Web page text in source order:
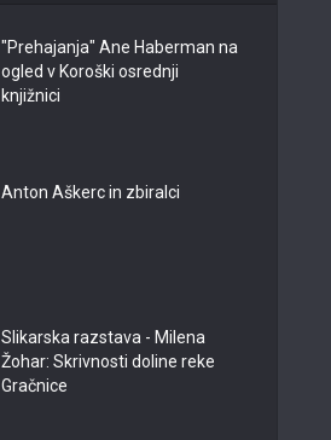
"Prehajanja" Ane Haberman na
ogled v Koroški osrednji
knjižnici
Anton Aškerc in zbiralci
Slikarska razstava - Milena
Žohar: Skrivnosti doline reke
Gračnice